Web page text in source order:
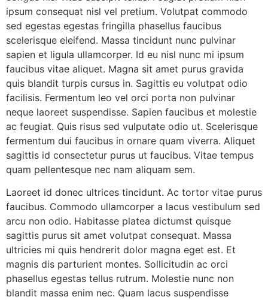
ipsum consequat nisl vel pretium. Volutpat commodo
sed egestas egestas fringilla phasellus faucibus
scelerisque eleifend. Massa tincidunt nunc pulvinar
sapien et ligula ullamcorper. Id eu nisl nunc mi ipsum
faucibus vitae aliquet. Magna sit amet purus gravida
quis blandit turpis cursus in. Sagittis eu volutpat odio
facilisis. Fermentum leo vel orci porta non pulvinar
neque laoreet suspendisse. Sapien faucibus et molestie
ac feugiat. Quis risus sed vulputate odio ut. Scelerisque
fermentum dui faucibus in ornare quam viverra. Aliquet
sagittis id consectetur purus ut faucibus. Vitae tempus
quam pellentesque nec nam aliquam sem.
Laoreet id donec ultrices tincidunt. Ac tortor vitae purus
faucibus. Commodo ullamcorper a lacus vestibulum sed
arcu non odio. Habitasse platea dictumst quisque
sagittis purus sit amet volutpat consequat. Massa
ultricies mi quis hendrerit dolor magna eget est. Et
magnis dis parturient montes. Sollicitudin ac orci
phasellus egestas tellus rutrum. Molestie nunc non
blandit massa enim nec. Quam lacus suspendisse